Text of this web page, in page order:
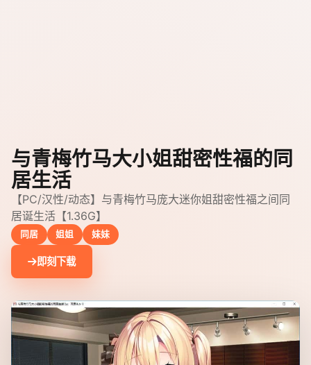
与青梅竹马大小姐甜密性福的同
居生活
【PC/汉性/动态】与青梅竹马庞大迷你姐甜密性福之间同
居诞生活【1.36G】
同居 姐姐 妹妹
即刻下载